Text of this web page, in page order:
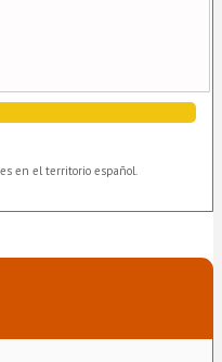
en el territorio español.